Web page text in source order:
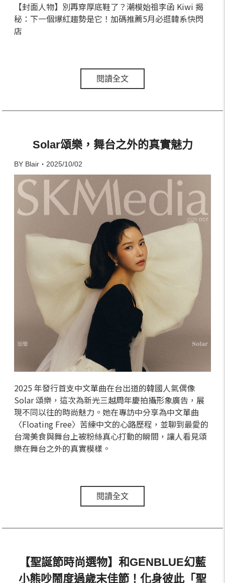
【封面人物】別再穿厚底鞋了？潮模始祖李函 Kiwi 揭
秘：下一個爆紅趨勢是它！加碼推薦5月必逛韓系快閃
店
閱讀全文
Solar頌樂，舞台之外的真實魅力
BY Blair・2025/10/02
2025 年發行首支中文單曲在台出道的韓國人氣偶像
Solar 頌樂，這次為新光三越周年慶拍攝形象廣告，展
現不同以往的時尚魅力。她在專訪中分享為中文單曲
〈Floating Free〉苦練中文的心路歷程，並聊到最愛的
台灣美食與舞台上被粉絲真心打動的瞬間，讓人看見頌
樂在舞台之外的真實模樣。
閱讀全文
【聖誕節時尚選物】和GENBLUE幻藍
小熊吵鬧度過歲末佳節！化身彼此「聖